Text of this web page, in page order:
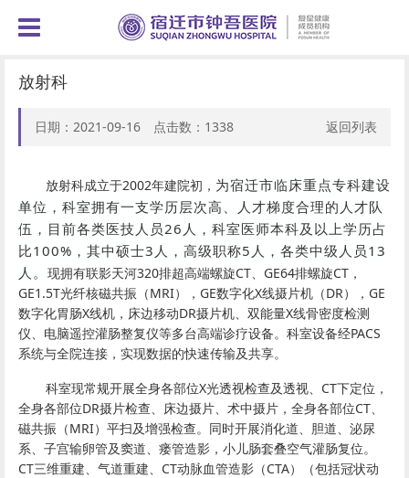
放射科
日期：2021-09-16 点击数： 1338 返回列表
放射科成立于2002年建院初， 为宿迁市临床重点专科建设
单位，科室拥有一支学历层次高、人才梯度合理的人才队
伍，目前各类医技人员26人，科室医师本科及以上学历占
比100%，其中硕士3人，高级职称5人，各类中级人员13
人。 现拥有联影天河320排超高端螺旋CT、GE64排螺旋CT，
GE1.5T光纤核磁共振（MRI），GE数字化X线摄片机（DR），GE
数字化胃肠X线机，床边移动DR摄片机、双能量X线骨密度检测
仪、电脑遥控灌肠整复仪等多台高端诊疗设备。科室设备经PACS
系统与全院连接，实现数据的快速传输及共享。
科室现常规开展全身各部位X光透视检查及透视、CT下定位，
全身各部位DR摄片检查、床边摄片、术中摄片，全身各部位CT、
磁共振（MRI）平扫及增强检查。同时开展消化道、胆道、泌尿
系、子宫输卵管及窦道、瘘管造影，小儿肠套叠空气灌肠复位。
CT三维重建、气道重建、CT动脉血管造影（CTA）（包括冠状动